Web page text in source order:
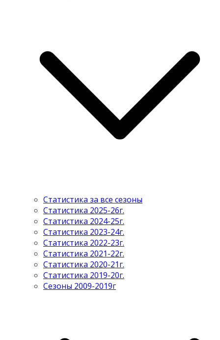
Статистика за все сезоны
Статистика 2025-26г.
Статистика 2024-25г.
Статистика 2023-24г.
Статистика 2022-23г.
Статистика 2021-22г.
Статистика 2020-21г.
Статистика 2019-20г.
Сезоны 2009-2019г